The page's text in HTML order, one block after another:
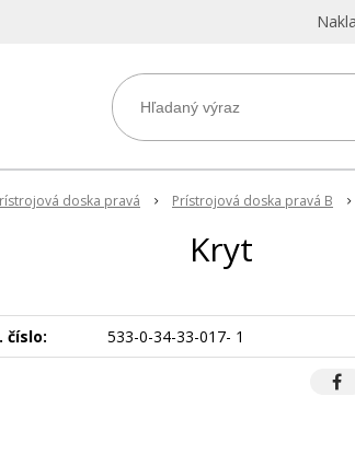
doska pravá Prístrojová doska pravá B
Kryt
číslo: 533-0-34-33-017- 1